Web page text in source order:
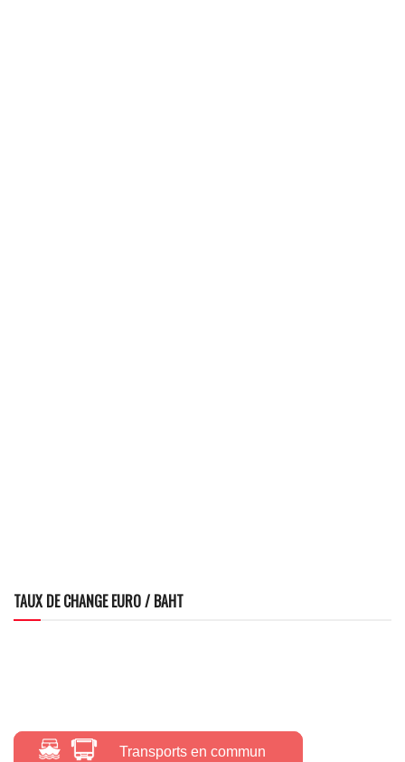
TAUX DE CHANGE EURO / BAHT
Transports en commun